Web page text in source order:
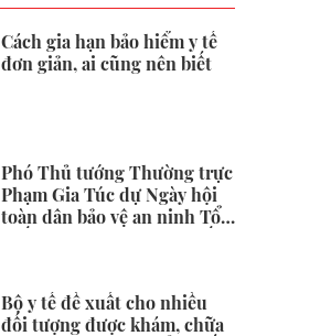
Cách gia hạn bảo hiểm y tế
đơn giản, ai cũng nên biết
Phó Thủ tướng Thường trực
Phạm Gia Túc dự Ngày hội
toàn dân bảo vệ an ninh Tổ
Bộ y tế đề xuất cho nhiều
đối tượng được khám, chữa